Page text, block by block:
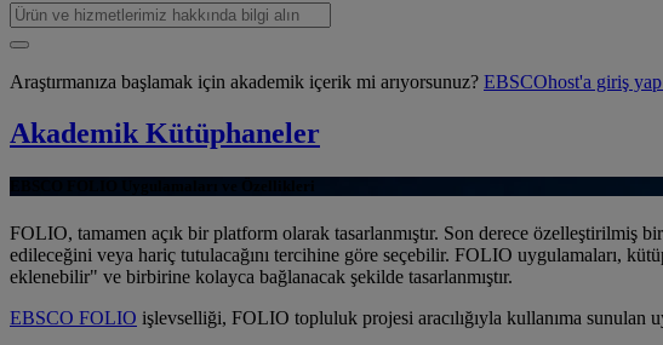
Araştırmanıza başlamak için akademik içerik mi arıyorsunuz? EBSCOhost'a giriş yap
Akademik Kütüphaneler
FOLIO, tamamen açık bir platform olarak tasarlanmıştır. Son derece
edileceğini veya hariç tutulacağını tercihine göre seçebilir. FOLIO uygulamaları,
eklenebilir" ve birbirine kolayca bağlanacak şekilde tasarlanmıştır.
EBSCO FOLIO işlevselliği, FOLIO topluluk projesi aracılığıyla kullanıma sunulan